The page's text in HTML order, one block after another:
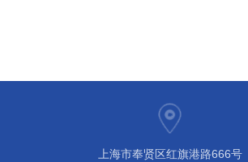
上海市奉贤区红旗港路666号